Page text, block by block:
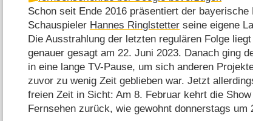
Schon seit Ende 2016 präsentiert der
Schauspieler Hannes Ringlstetter seine eigene
Die Ausstrahlung der letzten regulären Folge
genauer gesagt am 22. Juni 2023. Danach ging
in eine lange TV-Pause, um sich anderen
zuvor zu wenig Zeit geblieben war. Jetzt
freien Zeit in Sicht: Am 8. Februar kehrt die
Fernsehen zurück, wie gewohnt donnerstags um